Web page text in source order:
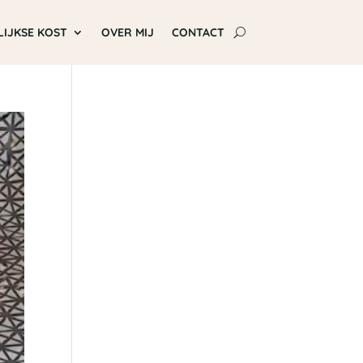
KOST OVER MIJ CONTACT